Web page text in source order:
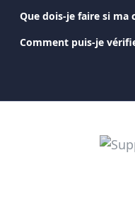
Que dois-je faire si ma